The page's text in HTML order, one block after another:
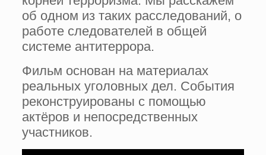
об одном из таких расследований, о
работе следователей в общей
системе антитеррора.
Фильм основан на материалах
реальных уголовных дел. События
реконструированы с помощью
актёров и непосредственных
участников.